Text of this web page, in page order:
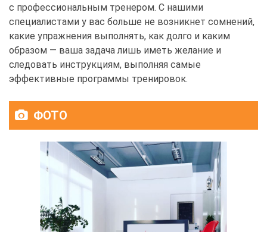
с профессиональным тренером. С нашими
специалистами у вас больше не возникнет сомнений,
какие упражнения выполнять, как долго и каким
образом — ваша задача лишь иметь желание и
следовать инструкциям, выполняя самые
эффективные программы тренировок.
ФОТО